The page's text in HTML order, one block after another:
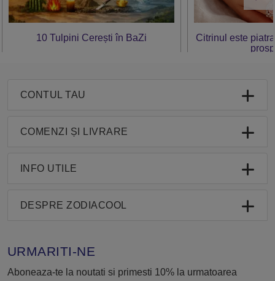
10 Tulpini Cerești în BaZi
Citrinul este
CONTUL TAU
COMENZI ȘI LIVRARE
INFO UTILE
DESPRE ZODIACOOL
URMARITI-NE
Aboneaza-te la noutati si primesti 10% la urmatoarea